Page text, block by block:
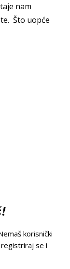
nam
Što uopće
korisnički
se i